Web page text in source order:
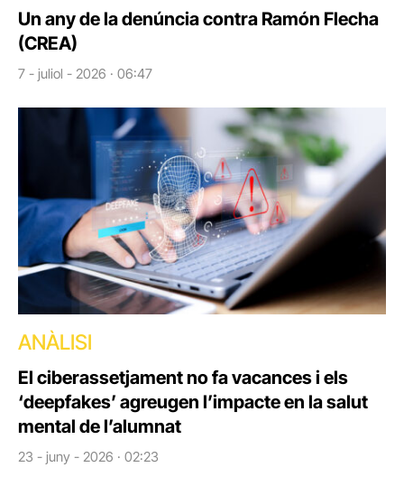
Un any de la denúncia contra Ramón Flecha
(CREA)
7 - juliol - 2026 · 06:47
ANÀLISI
El ciberassetjament no fa vacances i els
‘deepfakes’ agreugen l’impacte en la salut
mental de l’alumnat
23 - juny - 2026 · 02:23